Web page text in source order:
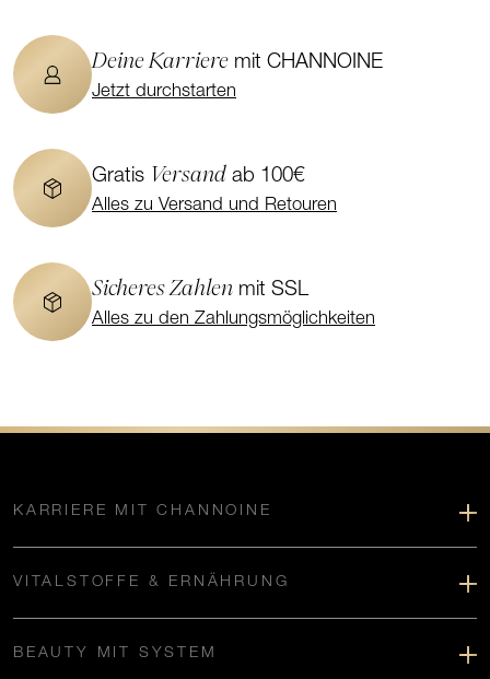
Deine Karriere mit CHANNOINE
Jetzt durchstarten
Gratis Versand ab 100€
Alles zu Versand und Retouren
Sicheres Zahlen mit SSL
Alles zu den Zahlungsmöglichkeiten
KARRIERE MIT CHANNOINE
VITALSTOFFE & ERNÄHRUNG
BEAUTY MIT SYSTEM